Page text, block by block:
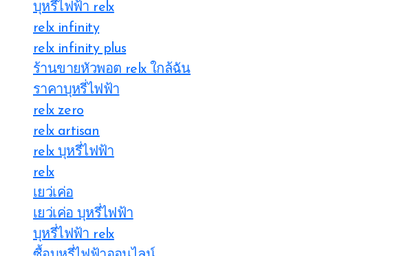
บุหรี่ไฟฟ้า relx
relx infinity
relx infinity plus
ร้านขายหัวพอต relx ใกล้ฉัน
ราคาบุหรี่ไฟฟ้า
relx zero
relx artisan
relx บุหรี่ไฟฟ้า
relx
เยว่เค่อ
เยว่เค่อ บุหรี่ไฟฟ้า
บุหรี่ไฟฟ้า relx